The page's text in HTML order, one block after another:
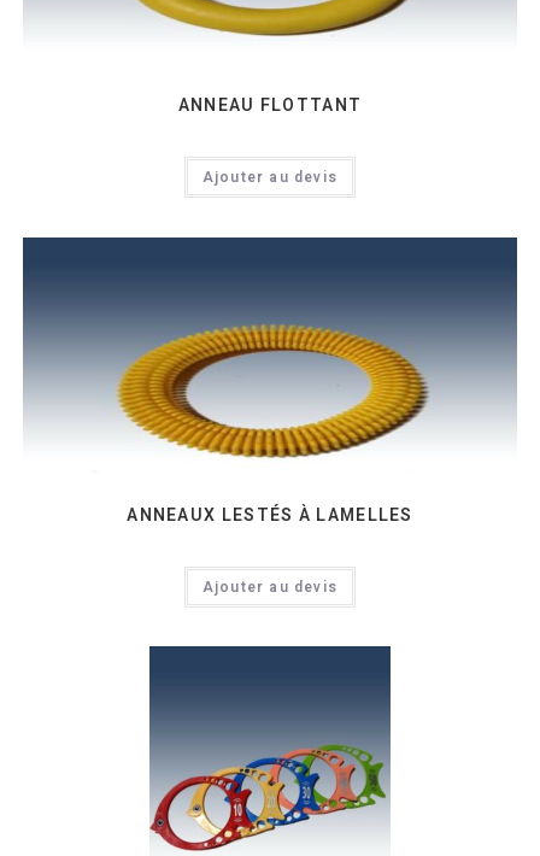
ANNEAU FLOTTANT
Ajouter au devis
ANNEAUX LESTÉS À LAMELLES
Ajouter au devis